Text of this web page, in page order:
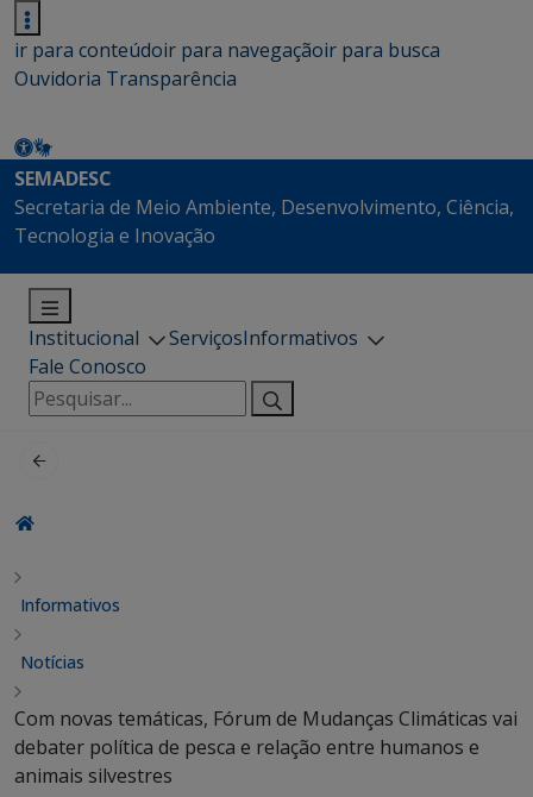
ir para conteúdoir para navegaçãoir para busca
Ouvidoria Transparência
SEMADESC
Secretaria de Meio Ambiente, Desenvolvimento, Ciência,
Tecnologia e Inovação
Institucional ServiçosInformativos
Fale Conosco
Pesquisar
por:
Informativos
Notícias
Com novas temáticas, Fórum de Mudanças Climáticas vai
debater política de pesca e relação entre humanos e
animais silvestres